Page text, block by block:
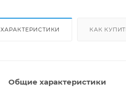
ХАРАКТЕРИСТИКИ КАК
Общие характеристики